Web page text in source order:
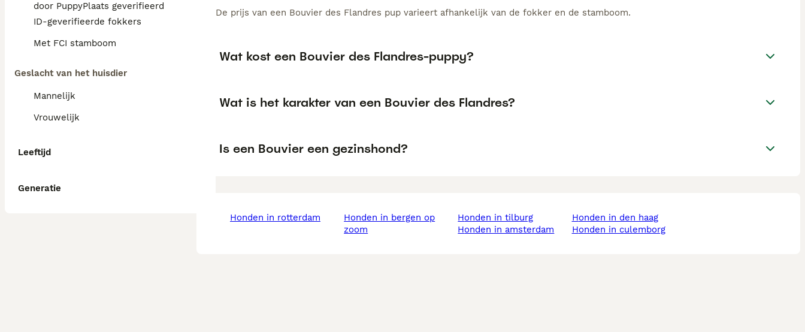
door PuppyPlaats geverifieerd
ID-geverifieerde fokkers
Met FCI stamboom
Geslacht van het huisdier
Mannelijk
Vrouwelijk
Leeftijd
Generatie
De prijs van een Bouvier des Flandres pup varieert afhankelijk van de fokker en de stamboom.
Wat kost een Bouvier des Flandres-puppy?
Wat is het karakter van een Bouvier des Flandres?
Is een Bouvier een gezinshond?
honden in rotterdam
honden in bergen op
zoom
honden in tilburg
honden in amsterdam
honden in den haag
honden in culemborg